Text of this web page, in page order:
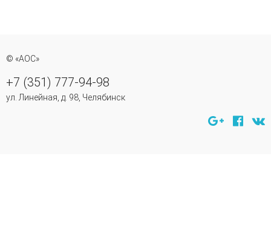
© «АОС»
+7 (351) 777-94-98
ул. Линейная, д. 98, Челябинск